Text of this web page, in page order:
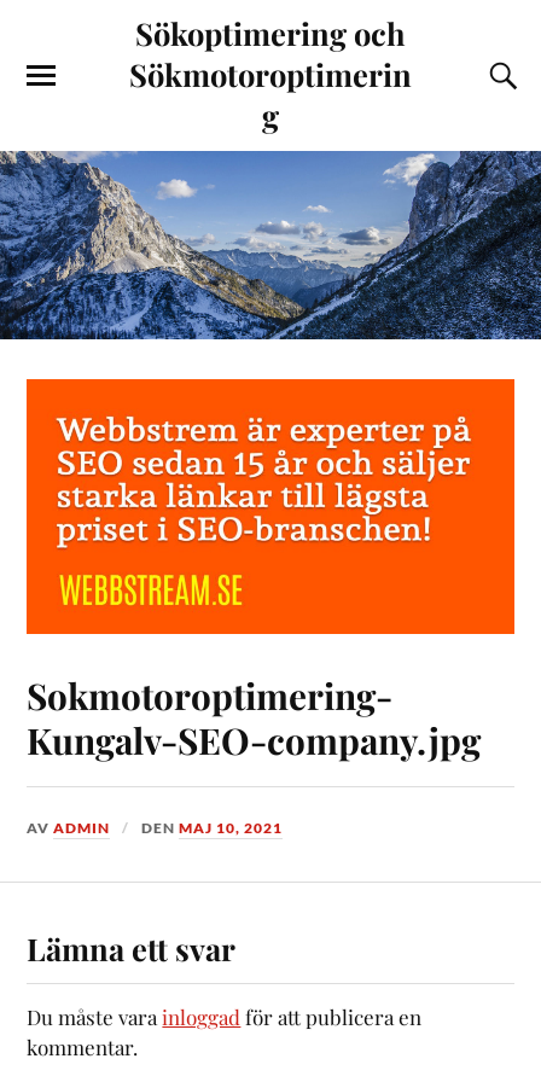
Sökoptimering och
Sökmotoroptimerin
g
Sokmotoroptimering-
Kungalv-SEO-company.jpg
AVADMIN DENMAJ 10, 2021
Lämna ett svar
Du måste varainloggad för att publicera en
kommentar.